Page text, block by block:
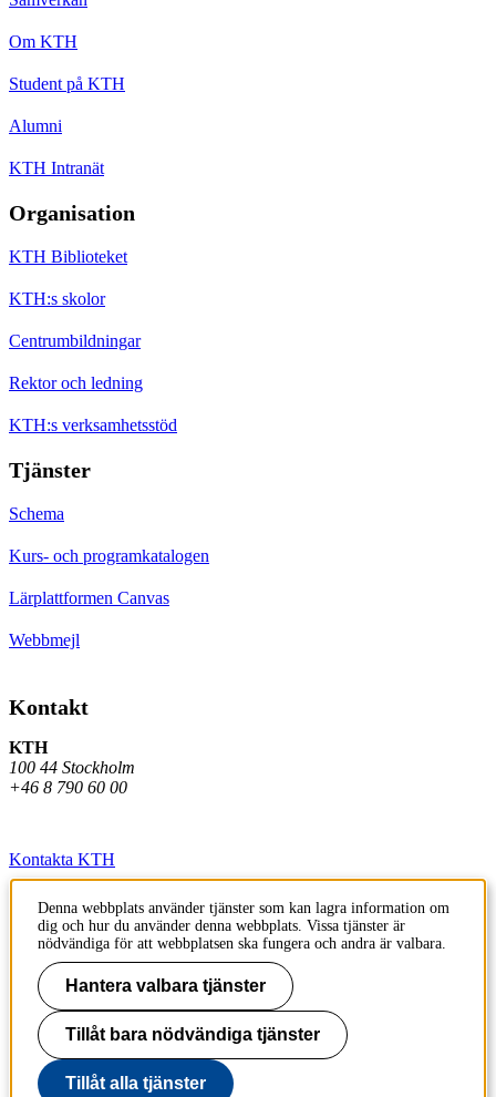
Om KTH
Student på KTH
Alumni
KTH Intranät
Organisation
KTH Biblioteket
KTH:s skolor
Centrumbildningar
Rektor och ledning
KTH:s verksamhetsstöd
Tjänster
Schema
Kurs- och programkatalogen
Lärplattformen Canvas
Webbmejl
Kontakt
KTH
100 44 Stockholm
+46 8 790 60 00
Kontakta KTH
Jobba på KTH
Press och media
Faktura och betalning KTH
Om KTH:s webbplatser
Tillgänglighetsredogörelse
Denna webbplats använder tjänster som kan lagra information om
dig och hur du använder denna webbplats. Vissa tjänster är
nödvändiga för att webbplatsen ska fungera och andra är valbara.
Hantera valbara tjänster
Tillåt bara nödvändiga tjänster
Tillåt alla tjänster